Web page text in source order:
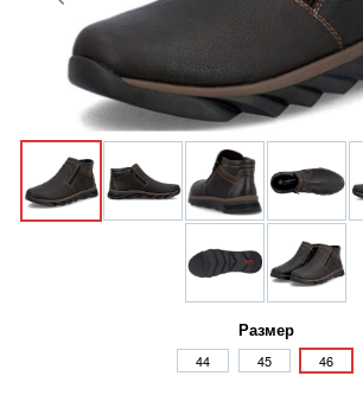
Размер
44 45 46